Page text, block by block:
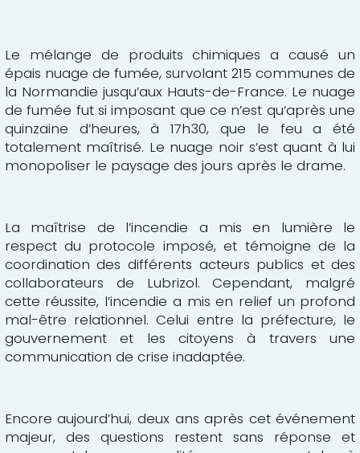
Le mélange de produits chimiques a causé un
épais nuage de fumée, survolant 215 communes de
la Normandie jusqu’aux Hauts-de-France. Le nuage
de fumée fut si imposant que ce n’est qu’après une
quinzaine d’heures, à 17h30, que le feu a été
totalement maîtrisé. Le nuage noir s’est quant à lui
monopoliser le paysage des jours après le drame.
La maîtrise de l’incendie a mis en lumière le
respect du protocole imposé, et témoigne de la
coordination des différents acteurs publics et des
collaborateurs de Lubrizol. Cependant, malgré
cette réussite, l’incendie a mis en relief un profond
mal-être relationnel. Celui entre la préfecture, le
gouvernement et les citoyens à travers une
communication de crise inadaptée.
Encore aujourd’hui, deux ans après cet événement
majeur, des questions restent sans réponse et